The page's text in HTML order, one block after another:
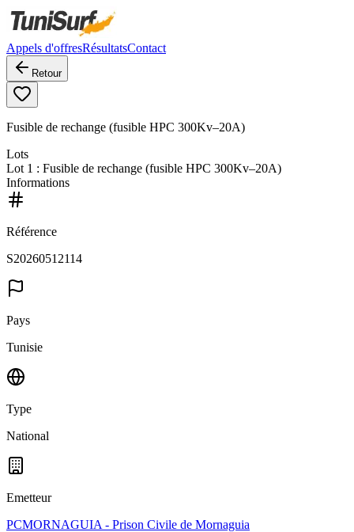
Appels d'offresRésultatsContact
Retour
Fusible de rechange (fusible HPC 300Kv–20A)
Lots
Lot 1 : Fusible de rechange (fusible HPC 300Kv–20A)
Informations
Référence
S20260512114
Pays
Tunisie
Type
National
Emetteur
PCMORNAGUIA - Prison Civile de Mornaguia